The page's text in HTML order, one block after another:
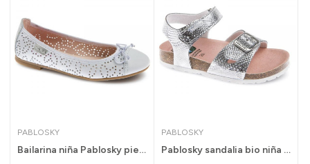
PABLOSKY
Bailarina niña Pablosky piel blanco, 34 al 39...
PABLOSKY
Pablosky sandalia bio niña plata, 25 al 33...